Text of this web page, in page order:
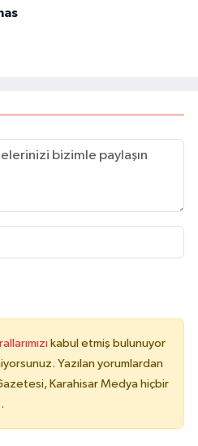
kabul etmiş bulunuyor
Yazılan yorumlardan
Karahisar Medya hiçbir